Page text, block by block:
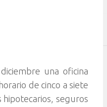
una oficina
de cinco a siete
hipotecarios, seguros